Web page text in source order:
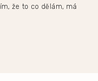
že to co dělám, má